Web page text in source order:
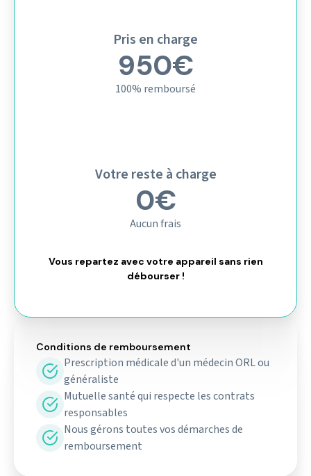
Pris en charge
950€
100% remboursé
Votre reste à charge
0€
Aucun frais
Vous repartez avec votre appareil sans rien
débourser !
Conditions de remboursement
Prescription médicale d'un médecin ORL ou
généraliste
Mutuelle santé qui respecte les contrats
responsables
Nous gérons toutes vos démarches de
remboursement